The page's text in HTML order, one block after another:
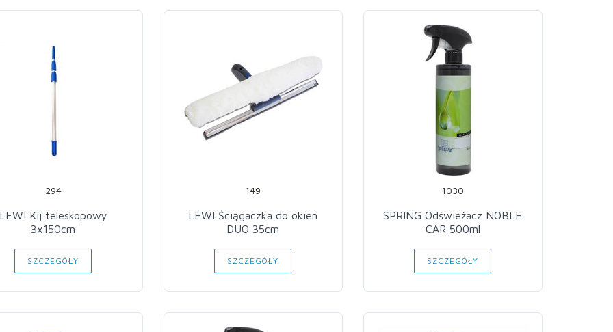
294
Kij teleskopowy
3x150cm
SZCZEGÓŁY
149
LEWI Ściągaczka do okien
DUO 35cm
SZCZEGÓŁY
1030
SPRING Odświeżacz NOBLE
CAR 500ml
SZCZEGÓŁY